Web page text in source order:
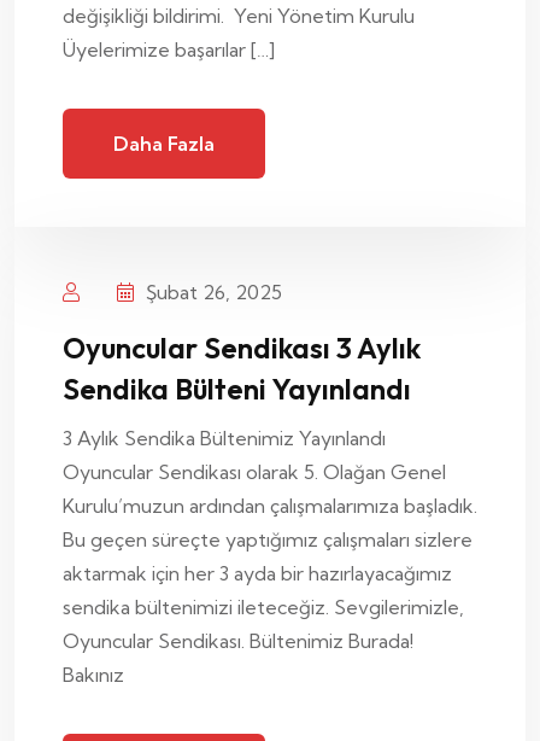
değişikliği bildirimi. Yeni Yönetim Kurulu
Üyelerimize başarılar […]
Daha Fazla
Şubat 26, 2025
Oyuncular Sendikası 3 Aylık
Sendika Bülteni Yayınlandı
3 Aylık Sendika Bültenimiz Yayınlandı
Oyuncular Sendikası olarak 5. Olağan Genel
Kurulu’muzun ardından çalışmalarımıza başladık.
Bu geçen süreçte yaptığımız çalışmaları sizlere
aktarmak için her 3 ayda bir hazırlayacağımız
sendika bültenimizi ileteceğiz. Sevgilerimizle,
Oyuncular Sendikası. Bültenimiz Burada!
Bakınız